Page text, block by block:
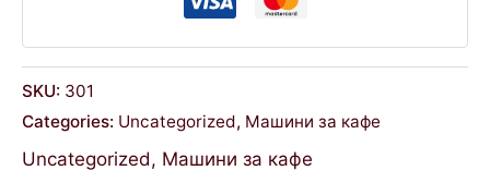
SKU: 301
Categories: Uncategorized, Машини за кафе
Uncategorized, Машини за кафе